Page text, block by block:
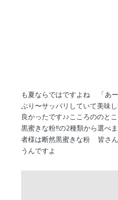
も夏ならではですよね
「あ
ぶり〜サッパリしていて美味
良かったです♪♪こころののと
黒蜜きな粉‼︎の2種類から選べ
者様は断然黒蜜きな粉
皆さ
うんですよ